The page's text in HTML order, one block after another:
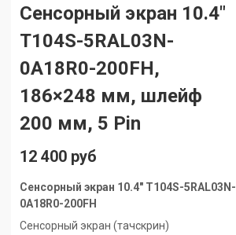
Сенсорный экран 10.4"
T104S-5RAL03N-
0A18R0-200FH,
186×248 мм, шлейф
200 мм, 5 Pin
12 400 руб
Сенсорный экран 10.4" T104S-5RAL03N-
0A18R0-200FH
Сенсорный экран (тачскрин)